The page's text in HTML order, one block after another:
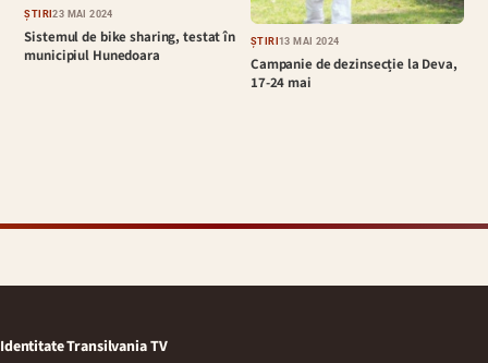
ȘTIRI23 MAI 2024
Sistemul de bike sharing, testat în
municipiul Hunedoara
ȘTIRI13 MAI 2024
Campanie de dezinsecție la Deva,
17-24 mai
Identitate Transilvania TV